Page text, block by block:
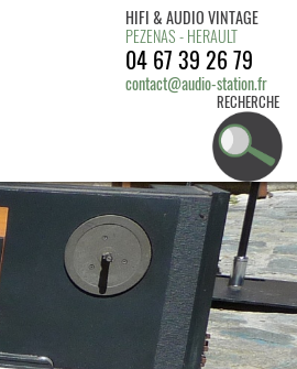
HIFI & AUDIO VINTAGE
PEZENAS - HERAULT
04 67 39 26 79
contact@audio-station.fr
RECHERCHE